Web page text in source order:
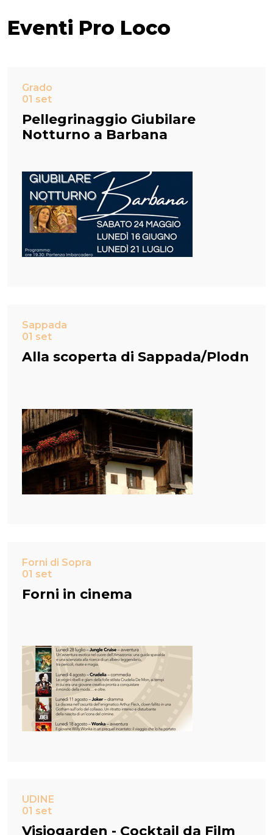
Eventi Pro Loco
Grado
01 set
Pellegrinaggio Giubilare
Notturno a Barbana
Sappada
01 set
Alla scoperta di Sappada/Plodn
Forni di Sopra
01 set
Forni in cinema
UDINE
01 set
Visiogarden - Cocktail da Film